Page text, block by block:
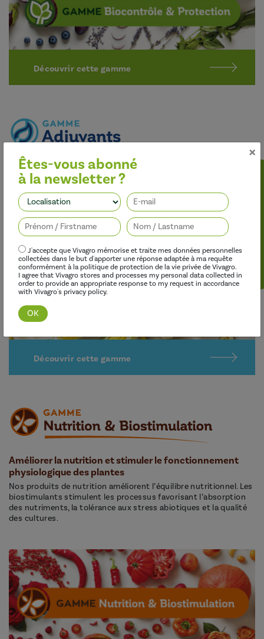
Découvrir cette gamme
Optimiser l’efficacité des traitements
Nos adjuvants permettent d’améliorer l’efficacité des
herbicides, des fongicides, des insecticides et des régulateurs de
croissance, tout en limitant leur impact sur l’environnement.
Découvrir cette gamme
Améliorer la nutrition et stimuler le fonctionnement
physiologique des plantes
Nos produits de nutrition améliorent l’équilibre nutritionnel. Les
biostimulants stimulent les processus favorisant l’absorption
des nutriments, la tolérance aux stress abiotiques et la qualité
des cultures.
×
Êtes-vous abonné
à la newsletter ?
J'accepte que Vivagro mémorise et traite mes données personnelles
collectées dans le but d'apporter une réponse adaptée à ma requête
conformément à la politique de protection de la vie privée de Vivagro.
I agree that Vivagro stores and processes my personal data collected in
order to provide an appropriate response to my request in accordance
with Vivagro's privacy policy.